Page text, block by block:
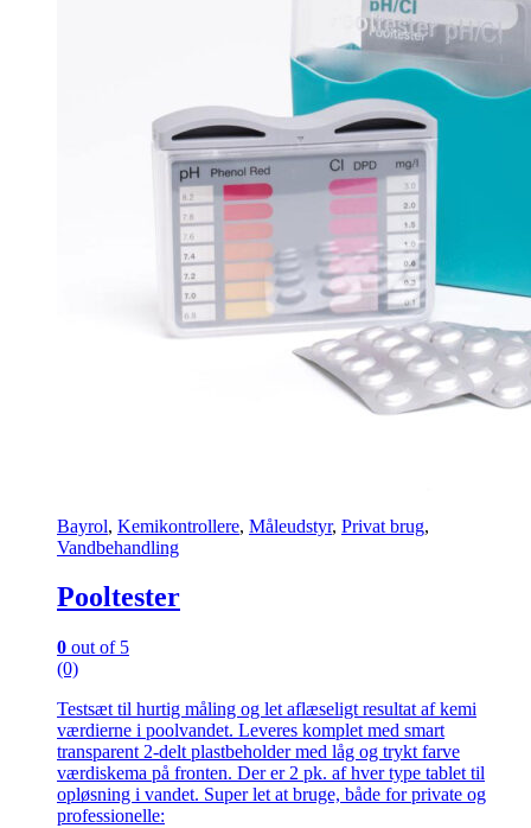
Bayrol, Kemikontrollere, Måleudstyr, Privat brug,
Vandbehandling
Pooltester
0 out of 5
(0)
Testsæt til hurtig måling og let aflæseligt resultat af kemi
værdierne i poolvandet. Leveres komplet med smart
transparent 2-delt plastbeholder med låg og trykt farve
værdiskema på fronten. Der er 2 pk. af hver type tablet til
opløsning i vandet. Super let at bruge, både for private og
professionelle: